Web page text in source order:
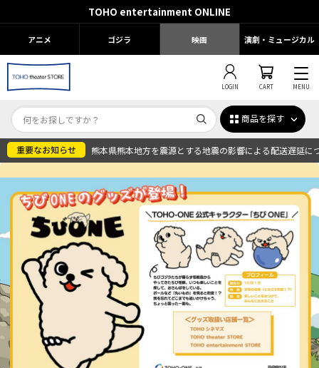
TOHO entertainment ONLINE
アニメ ゴジラ 映画 演劇・ミュージカル
LOGIN CART MENU
商品を探す
熊本県熊本地方を震源とする地震の影響による配送遅延に